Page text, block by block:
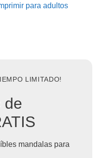
para adultos
LIMITADO!
de
mandalas para